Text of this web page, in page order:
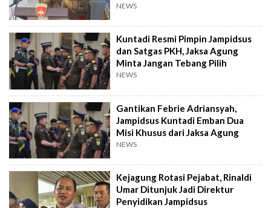
NEWS
Kuntadi Resmi Pimpin Jampidsus
dan Satgas PKH, Jaksa Agung
Minta Jangan Tebang Pilih
NEWS
Gantikan Febrie Adriansyah,
Jampidsus Kuntadi Emban Dua
Misi Khusus dari Jaksa Agung
NEWS
Kejagung Rotasi Pejabat, Rinaldi
Umar Ditunjuk Jadi Direktur
Penyidikan Jampidsus